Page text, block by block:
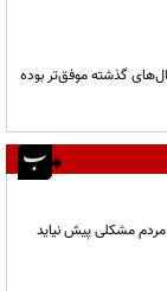
گذشته موفق‌تر بوده
مردم مشکلی پیش نیاید